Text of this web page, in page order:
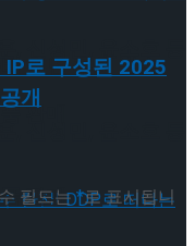
판매
청년 후원 방송
판매
로 구성된 2025
개
필드는*로 표시됩니